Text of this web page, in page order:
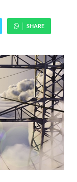
SHARE